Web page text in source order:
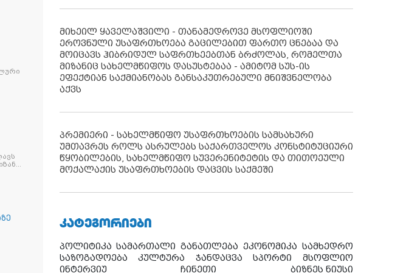
მიხეილ ყაველაშვილი - თანამედროვე მსოფლიოში
ეროვნული უსაფრთხოება გაცილებით ფართო ცნებაა და
მოიცავს ჰიბრიდულ საფრთხეებთან ბრძოლას, რომელთა
მიზანიც სახელმწიფოს დასუსტებაა - ამიტომ სუს-ის
ეფექტიან საქმიანობას განსაკუთრებული მნიშვნელობა
აქვს
პრემიერი - სახელმწიფო უსაფრთხოების სამსახური
უმთავრეს როლს ასრულებს საქართველოს კონსტიტუციური
წყობილების, სახელმწიფო სუვერენიტეტის და თითოეული
მოქალაქის უსაფრთხოების დაცვის საქმეში
ᲙᲐᲢᲔᲒᲝᲠᲘᲔᲑᲘ
პოლიტიკა სამართალი განათლება ეკონომიკა სამხედრო
საზოგადოება
კულტურა ჯანდაცვა სპორტი
მსოფლიო
ინტერვიუ
ჩინეთი ბიზნეს ნიუსი